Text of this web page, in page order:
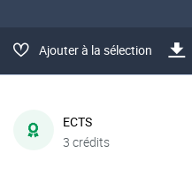
Ajouter à la sélection
ECTS
3 crédits